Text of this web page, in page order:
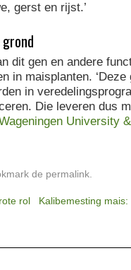
gerst en rijst.’
dit gen en andere
in maisplanten.
in
Die leveren dus
University
de permalink
rol
Kalibemesting